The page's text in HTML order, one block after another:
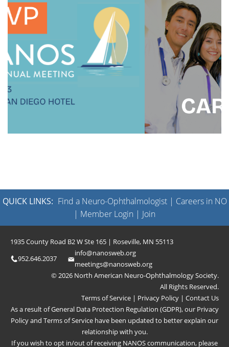
QUICK LINKS: Find a Neuro-Ophthalmologist| Careers in NO
| Member Login | Join
1935 County Road B2 W Ste 165 | Roseville, MN 55113
952.646.2037
info@nanosweb.org
meetings@nanosweb.org
© 2026 North American Neuro-Ophthalmology Society.
All Rights Reserved.
Terms of Service | Privacy Policy | Contact Us
As a result of General Data Protection Regulation (GDPR), our Privacy
Policyand Terms of Service have been updated to better explain our
relationship with you.
If you wish to opt in/out of receiving NANOS communication, please